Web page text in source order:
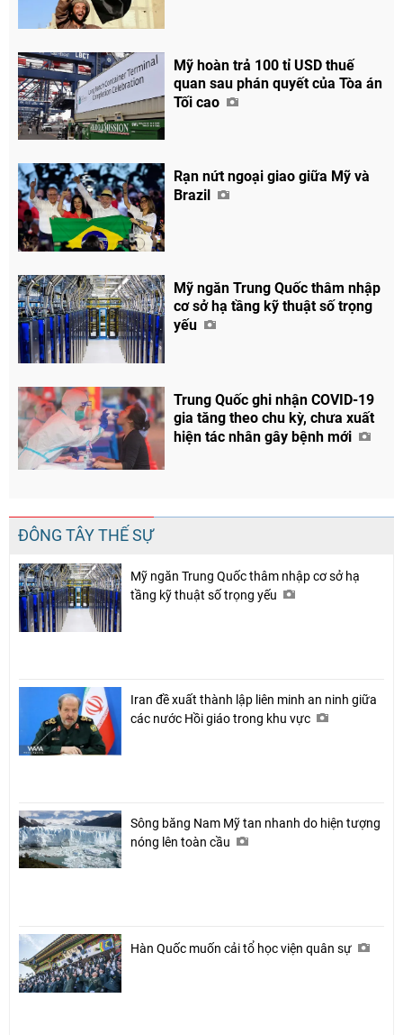
Mỹ hoàn trả 100 tỉ USD thuế
quan sau phán quyết của Tòa án
Tối cao
Rạn nứt ngoại giao giữa Mỹ và
Brazil
Mỹ ngăn Trung Quốc thâm nhập
cơ sở hạ tầng kỹ thuật số trọng
yếu
Trung Quốc ghi nhận COVID-19
gia tăng theo chu kỳ, chưa xuất
hiện tác nhân gây bệnh mới
ĐÔNG TÂY THẾ SỰ
Mỹ ngăn Trung Quốc thâm nhập cơ sở hạ
tầng kỹ thuật số trọng yếu
Iran đề xuất thành lập liên minh an ninh giữa
các nước Hồi giáo trong khu vực
Sông băng Nam Mỹ tan nhanh do hiện tượng
nóng lên toàn cầu
Hàn Quốc muốn cải tổ học viện quân sự